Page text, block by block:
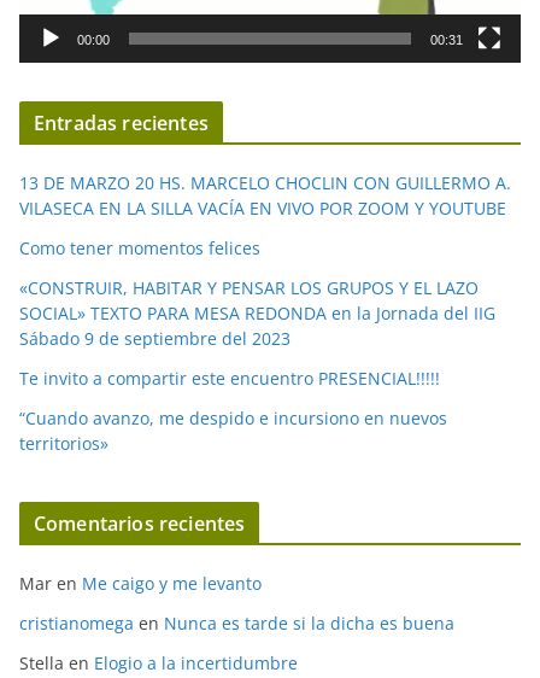
d
í
d
e
o
00:00 00:31
Entradas recientes
13 DE MARZO 20 HS. MARCELO CHOCLIN CON GUILLERMO A.
VILASECA EN LA SILLA VACÍA EN VIVO POR ZOOM Y YOUTUBE
Como tener momentos felices
«CONSTRUIR, HABITAR Y PENSAR LOS GRUPOS Y EL LAZO
SOCIAL» TEXTO PARA MESA REDONDA en la Jornada del IIG
Sábado 9 de septiembre del 2023
Te invito a compartir este encuentro PRESENCIAL!!!!!
“Cuando avanzo, me despido e incursiono en nuevos
territorios»
Comentarios recientes
Mar en Me caigo y me levanto
cristianomega en Nunca es tarde si la dicha es buena
Stella en Elogio a la incertidumbre